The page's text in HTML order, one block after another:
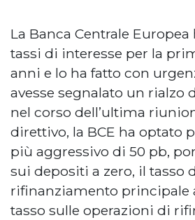
La Banca Centrale
tassi di interesse per la
anni e lo ha fatto con
avesse segnalato un rialzo
nel corso dell’ultima
direttivo, la BCE ha optato
più aggressivo di 50 pb,
sui depositi a zero, il tasso
rifinanziamento principale
tasso sulle operazioni di